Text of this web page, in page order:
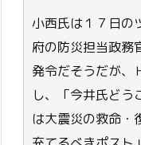
小西氏は１７日の
府の防災担当政務
発令だそうだが、
し、「今井氏どう
は大震災の救命・